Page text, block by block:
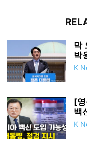
막
박
K
[
백
K